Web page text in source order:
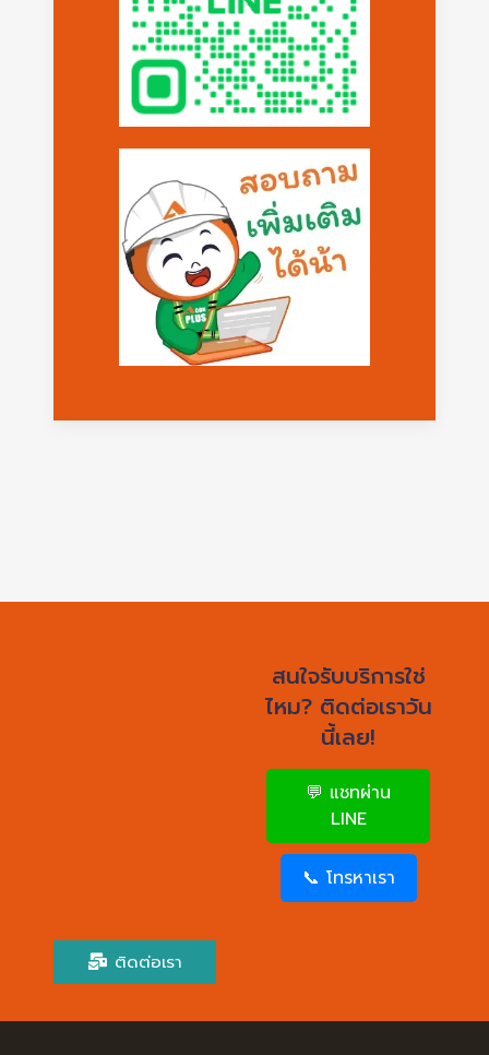
สนใจรับบริการใช่
ไหม? ติดต่อเราวัน
นี้เลย!
💬 แชทผ่าน
LINE
📞 โทรหาเรา
ติดต่อเรา